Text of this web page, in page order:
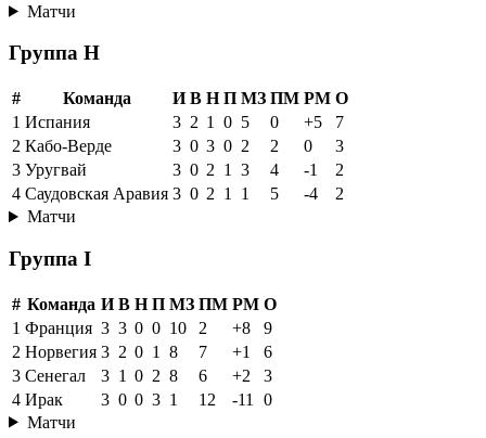
Матчи
Группа H
# Команда И В Н П МЗ ПМ РМ О
1 Испания 3 2 1 0 5 0 +5
7
2 Кабо-Верде 3 0 3 0 2 2 0
3
3 Уругвай 3 0 2 1 3 4 -1
2
4 Саудовская Аравия 3 0 2 1 1 5 -4
2
Матчи
Группа I
# Команда И В Н П МЗ ПМ РМ О
1 Франция 3 3 0 0 10 2 +8
9
2 Норвегия 3 2 0 1 8 7 +1
6
3 Сенегал 3 1 0 2 8 6 +2
3
4 Ирак 3 0 0 3 1 12 -11
0
Матчи